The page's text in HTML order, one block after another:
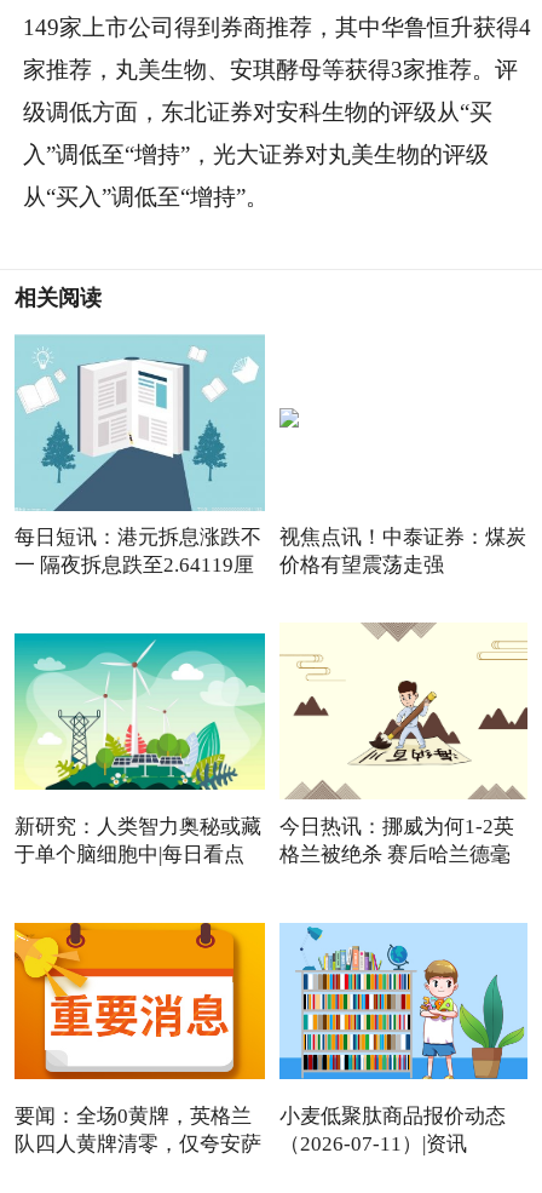
149家上市公司得到券商推荐，其中华鲁恒升获得4
家推荐，丸美生物、安琪酵母等获得3家推荐。评
级调低方面，东北证券对安科生物的评级从“买
入”调低至“增持”，光大证券对丸美生物的评级
从“买入”调低至“增持”。
相关阅读
每日短讯：港元拆息涨跌不
一 隔夜拆息跌至2.64119厘
视焦点讯！中泰证券：煤炭
价格有望震荡走强
新研究：人类智力奥秘或藏
于单个脑细胞中|每日看点
今日热讯：挪威为何1-2英
格兰被绝杀 赛后哈兰德毫
要闻：全场0黄牌，英格兰
队四人黄牌清零，仅夸安萨
小麦低聚肽商品报价动态
（2026-07-11）|资讯